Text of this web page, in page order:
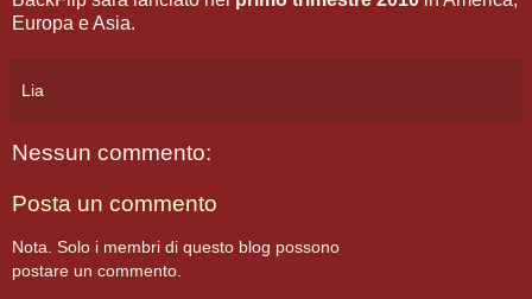
Europa e Asia.
Lia
Nessun commento:
Posta un commento
Nota. Solo i membri di questo blog possono
postare un commento.